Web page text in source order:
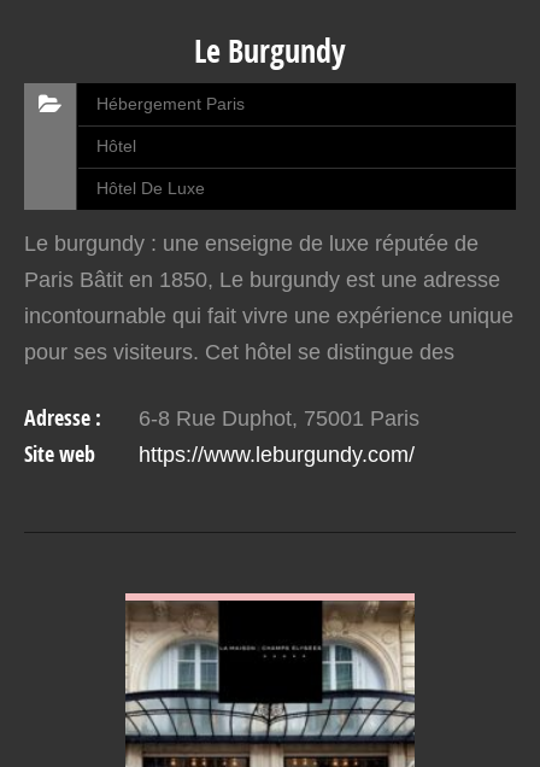
Le Burgundy
Hébergement Paris
Hôtel
Hôtel De Luxe
Le burgundy : une enseigne de luxe réputée de
Paris Bâtit en 1850, Le burgundy est une adresse
incontournable qui fait vivre une expérience unique
pour ses visiteurs. Cet hôtel se distingue des
luxueux.…
Adresse : 6-8 Rue Duphot, 75001 Paris
Site web https://www.leburgundy.com/